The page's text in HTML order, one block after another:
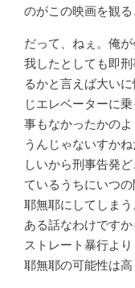
のがこの映画を観る
だって、ねぇ。俺
我したとしても即
るかと言えば大い
じエレベーターに
事もなかったかの
うんじゃないすか
しいから刑事告発
ているうちにいつ
耶無耶にしてしま
ある話なわけです
ストレート暴行よ
耶無耶の可能性は高